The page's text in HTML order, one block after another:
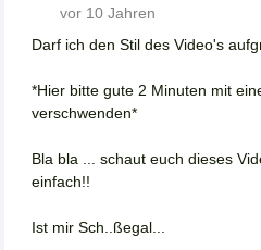
vor 10 Jahren
Darf ich den Stil des Video's
*Hier bitte gute 2 Minuten mit
verschwenden*
Bla bla ... schaut euch dieses
einfach!!
Ist mir Sch..ßegal...